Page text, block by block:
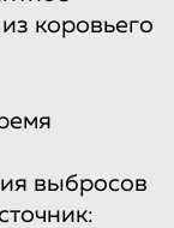
коровьего
выбросов